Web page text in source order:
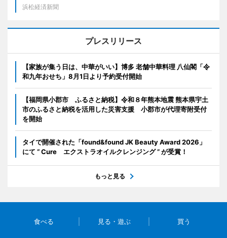
浜松経済新聞
プレスリリース
【家族が集う日は、中華がいい】博多 老舗中華料理 八仙閣「令
和九年おせち」8月1日より予約受付開始
【福岡県小郡市 ふるさと納税】令和８年熊本地震 熊本県宇土
市のふるさと納税を活用した災害支援 小郡市が代理寄附受付
を開始
タイで開催された「found&found JK Beauty Award 2026」
にて “ Cure エクストラオイルクレンジング ” が受賞！
もっと見る
食べる 見る・遊ぶ 買う